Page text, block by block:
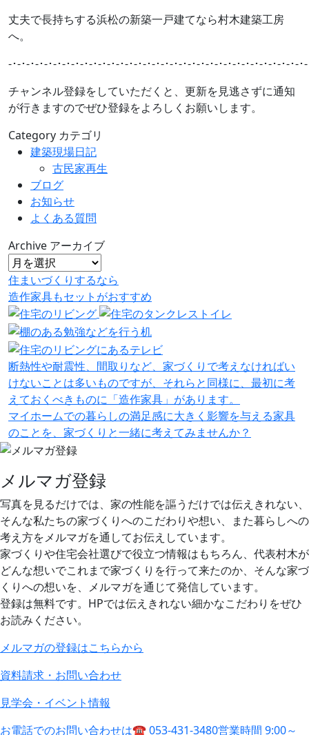
丈夫で長持ちする浜松の新築一戸建てなら村木建築工房
へ。
-･-･-･-･-･-･-･-･-･-･-･-･-･-･-･-･-･-･-･-･-･-･-･-･-･-･-･-･-･-･-･-･-･
チャンネル登録をしていただくと、更新を見逃さずに通知
が行きますのでぜひ登録をよろしくお願いします。
Category カテゴリ
建築現場日記
古民家再生
ブログ
お知らせ
よくある質問
Archive アーカイブ
住まいづくりするなら
造作家具もセット がおすすめ
断熱性や耐震性、間取りなど、家づくりで考えなければい
けないことは多いものですが、それらと同様に、最初に考
えておくべきものに「造作家具」があります。
マイホームでの暮らしの満足感に大きく影響を与える家具
のことを、家づくりと一緒に考えてみませんか？
メルマガ登録
写真を見るだけでは、家の性能を謳うだけでは伝えきれない、
そんな私たちの家づくりへのこだわりや想い、また暮らしへの
考え方をメルマガを通してお伝えしています。
家づくりや住宅会社選びで役立つ情報はもちろん、代表村木が
どんな想いでこれまで家づくりを行って来たのか、そんな家づ
くりへの想いを、メルマガを通じて発信しています。
登録は無料です。HPでは伝えきれない細かなこだわりをぜひ
お読みください。
メルマガの登録はこちらから
資料請求・お問い合わせ
見学会・イベント情報
お電話でのお問い合わせは☎ 053-431-3480営業時間 9:00～